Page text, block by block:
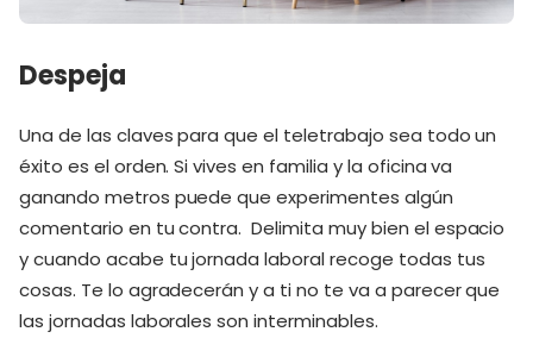
Despeja
Una de las claves para que el teletrabajo sea todo un
éxito es el orden. Si vives en familia y la oficina va
ganando metros puede que experimentes algún
comentario en tu contra. Delimita muy bien el espacio
y cuando acabe tu jornada laboral recoge todas tus
cosas. Te lo agradecerán y a ti no te va a parecer que
las jornadas laborales son interminables.